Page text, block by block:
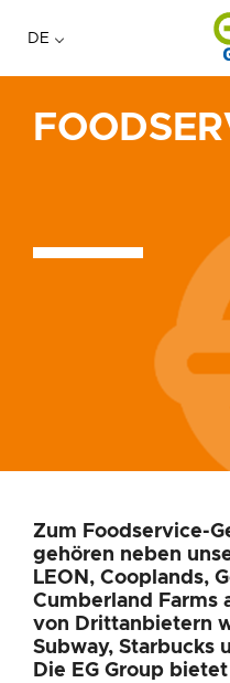
DE
Zum Foodservice-
gehören neben
LEON, Cooplands,
Cumberland Farms
von Drittanbietern
Subway, Starbucks
Die EG Group